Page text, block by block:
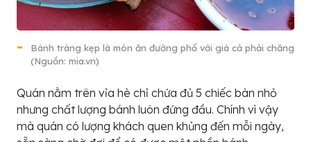
Bánh tráng kẹp là món ăn đường phố với giá cả phải chăng
(Nguồn: mia.vn)
Quán nằm trên vỉa hè chỉ chứa đủ 5 chiếc bàn nhỏ
nhưng chất lượng bánh luôn đứng đầu. Chính vì vậy
mà quán có lượng khách quen khủng đến mỗi ngày,